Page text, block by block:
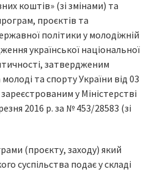
коштів» (зі змінами) та
проєктів та
політики у молодіжній
української національної
затвердженим
та спорту України від 03
у Міністерстві
2016 р. за № 453/28583 (зі
(проєкту, заходу) який
суспільства подає у складі